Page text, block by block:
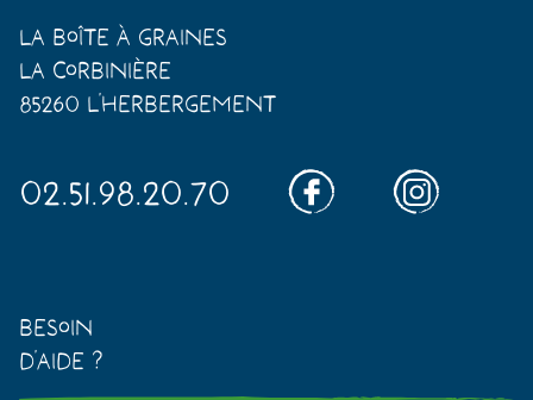
La Boîte à Graines
La Corbinière
85260 L'Herbergement
02.51.98.20.70
Besoin
d'aide ?